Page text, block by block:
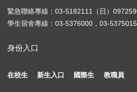
緊急聯絡專線：03-5182111（日）
學生宿舍專線：03-5376000，03-5375015
身份入口
在校生 新生入口 國際生 教職員